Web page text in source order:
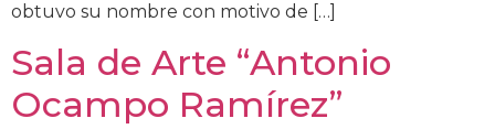
obtuvo su nombre con motivo de […]
Sala de Arte “Antonio
Ocampo Ramírez”